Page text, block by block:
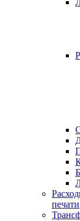
печати